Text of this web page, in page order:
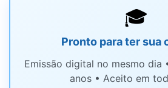
🎓
Pronto para ter sua
Emissão digital no mesmo dia
anos • Aceito em